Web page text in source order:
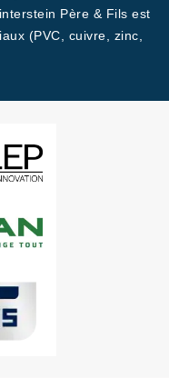
Père & Fils est
(PVC, cuivre, zinc,